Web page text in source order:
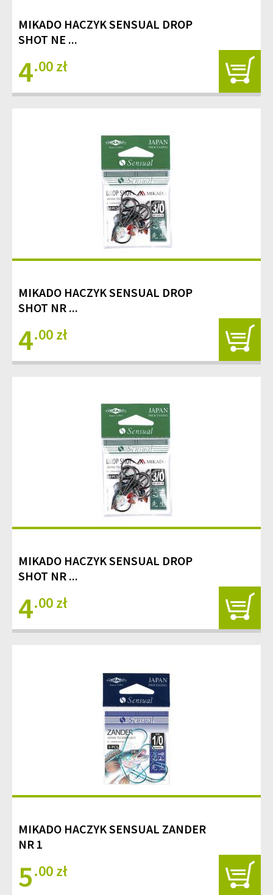
MIKADO HACZYK SENSUAL DROP
SHOT NE ...
4.00 zł
MIKADO HACZYK SENSUAL DROP
SHOT NR ...
4.00 zł
MIKADO HACZYK SENSUAL DROP
SHOT NR ...
4.00 zł
MIKADO HACZYK SENSUAL ZANDER
NR 1
5.00 zł